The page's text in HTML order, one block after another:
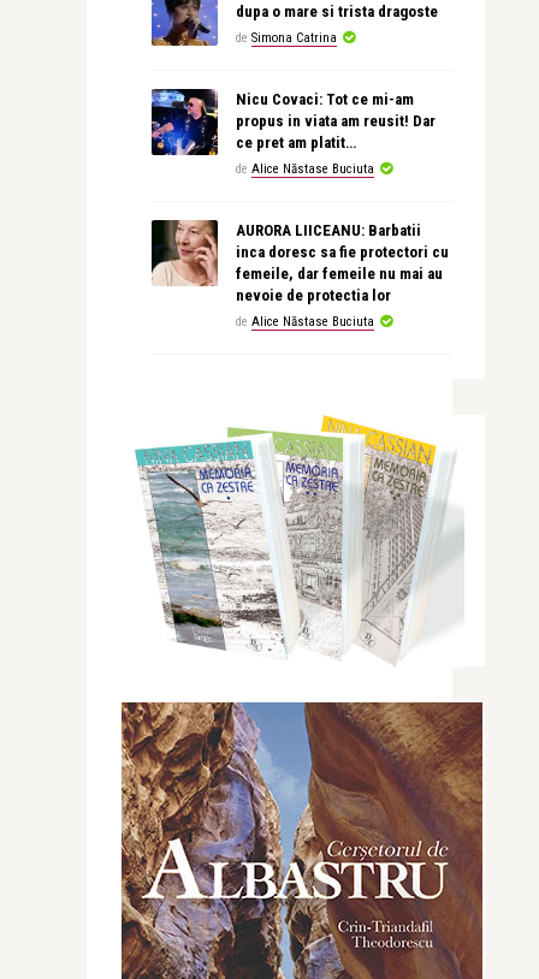
dupa o mare si trista dragoste
de Simona Catrina
Nicu Covaci: Tot ce mi-am
propus in viata am reusit! Dar
ce pret am platit…
de Alice Năstase Buciuta
AURORA LIICEANU: Barbatii
inca doresc sa fie protectori cu
femeile, dar femeile nu mai au
nevoie de protectia lor
de Alice Năstase Buciuta